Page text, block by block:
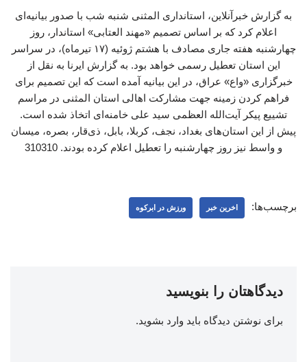
به گزارش خبرآنلاین، استانداری المثنی شنبه شب با صدور بیانیه‌ای
اعلام کرد که بر اساس تصمیم «مهند العتابی» استاندار، روز
چهارشنبه هفته جاری مصادف با هشتم ژوئیه (۱۷ تیرماه)، در سراسر
این استان تعطیل رسمی خواهد بود. به گزارش ایرنا به نقل از
خبرگزاری «واع» عراق، در این بیانیه آمده است که این تصمیم برای
فراهم کردن زمینه جهت مشارکت اهالی استان المثنی در مراسم
تشییع پیکر آیت‌الله العظمی سید علی خامنه‌ای اتخاذ شده است.
پیش از این استان‌های بغداد، نجف، کربلا، بابل، ذی‌قار، بصره، میسان
و واسط نیز روز چهارشنبه را تعطیل اعلام کرده بودند. 310310
برچسب‌ها: اخرین خبر ورزش در ابرکوه
دیدگاهتان را بنویسید
برای نوشتن دیدگاه باید وارد بشوید.